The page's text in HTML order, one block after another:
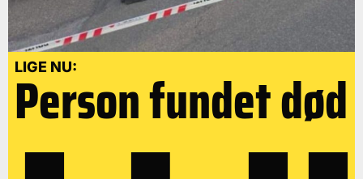
LIGE NU:
Person fundet død